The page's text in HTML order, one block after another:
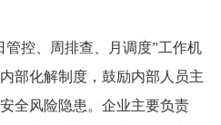
管控、周排查、月调度”工作机
部化解制度，鼓励内部人员主
全风险隐患。企业主要负责